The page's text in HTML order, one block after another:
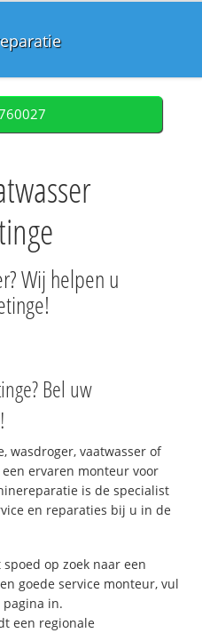
Wij helpen u
Bel uw
wasdroger, vaatwasser of
ervaren monteur voor
is de specialist
en reparaties bij u in de
op zoek naar een
goede service monteur, vul
in.
een regionale